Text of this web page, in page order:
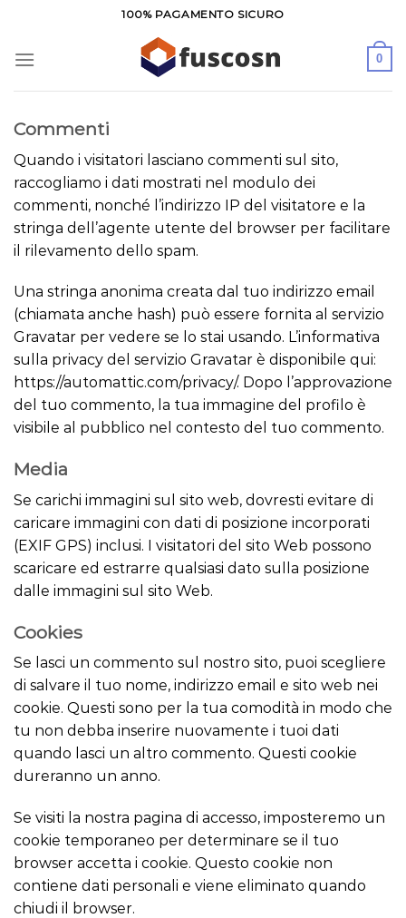
contenuti
100% PAGAMENTO SICURO
0
Commenti
Quando i visitatori lasciano commenti sul sito,
raccogliamo i dati mostrati nel modulo dei
commenti, nonché l’indirizzo IP del visitatore e la
stringa dell’agente utente del browser per facilitare
il rilevamento dello spam.
Una stringa anonima creata dal tuo indirizzo email
(chiamata anche hash) può essere fornita al servizio
Gravatar per vedere se lo stai usando. L’informativa
sulla privacy del servizio Gravatar è disponibile qui:
https://automattic.com/privacy/. Dopo l’approvazione
del tuo commento, la tua immagine del profilo è
visibile al pubblico nel contesto del tuo commento.
Media
Se carichi immagini sul sito web, dovresti evitare di
caricare immagini con dati di posizione incorporati
(EXIF GPS) inclusi. I visitatori del sito Web possono
scaricare ed estrarre qualsiasi dato sulla posizione
dalle immagini sul sito Web.
Cookies
Se lasci un commento sul nostro sito, puoi scegliere
di salvare il tuo nome, indirizzo email e sito web nei
cookie. Questi sono per la tua comodità in modo che
tu non debba inserire nuovamente i tuoi dati
quando lasci un altro commento. Questi cookie
dureranno un anno.
Se visiti la nostra pagina di accesso, imposteremo un
cookie temporaneo per determinare se il tuo
browser accetta i cookie. Questo cookie non
contiene dati personali e viene eliminato quando
chiudi il browser.